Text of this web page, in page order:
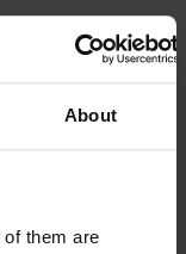
About
them are